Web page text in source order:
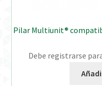
Pilar Multiunit®
Debe registrarse